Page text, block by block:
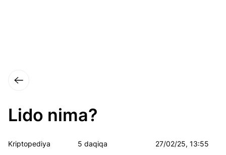
Lido nima?
Kriptopediya 5 daqiqa 27/02/25, 13:55